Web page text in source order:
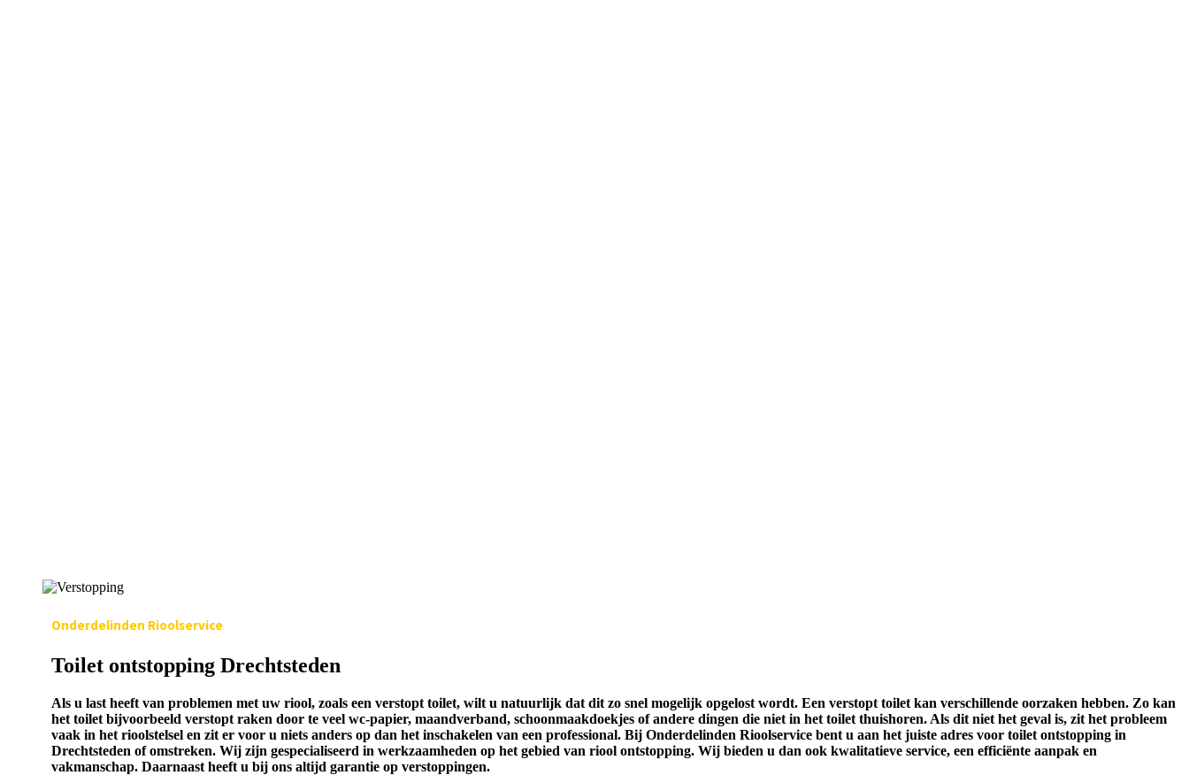
Onderdelinden Rioolservice
Toilet ontstopping Drechtsteden
Als u last heeft van problemen met uw riool, zoals een verstopt toilet, wilt u natuurlijk dat dit zo snel mogelijk opgelost wordt. Een verstopt toilet kan verschillende oorzaken hebben. Zo kan
het toilet bijvoorbeeld verstopt raken door te veel wc-papier, maandverband, schoonmaakdoekjes of andere dingen die niet in het toilet thuishoren. Als dit niet het geval is, zit het probleem
vaak in het rioolstelsel en zit er voor u niets anders op dan het inschakelen van een professional. Bij Onderdelinden Rioolservice bent u aan het juiste adres voor toilet ontstopping in
Drechtsteden of omstreken. Wij zijn gespecialiseerd in werkzaamheden op het gebied van riool ontstopping. Wij bieden u dan ook kwalitatieve service, een efficiënte aanpak en
vakmanschap. Daarnaast heeft u bij ons altijd garantie op verstoppingen.